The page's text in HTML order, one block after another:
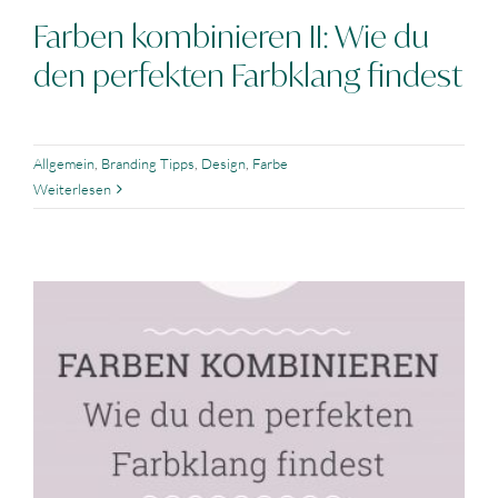
Farben kombinieren II: Wie du
den perfekten Farbklang findest
Allgemein Branding Tipps Design Farbe
Weiterlesen